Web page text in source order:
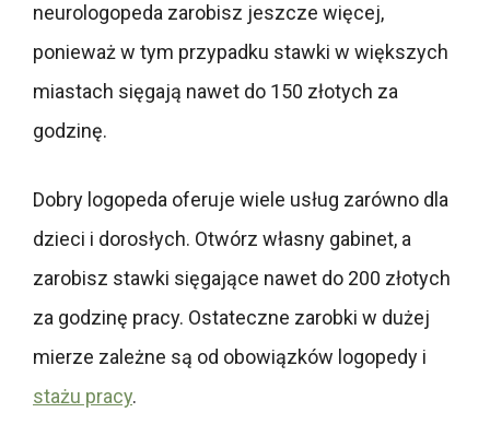
neurologopeda zarobisz jeszcze więcej,
ponieważ w tym przypadku stawki w większych
miastach sięgają nawet do 150 złotych za
godzinę.
Dobry logopeda oferuje wiele usług zarówno dla
dzieci i dorosłych. Otwórz własny gabinet, a
zarobisz stawki sięgające nawet do 200 złotych
za godzinę pracy. Ostateczne zarobki w dużej
mierze zależne są od obowiązków logopedy i
stażu pracy.